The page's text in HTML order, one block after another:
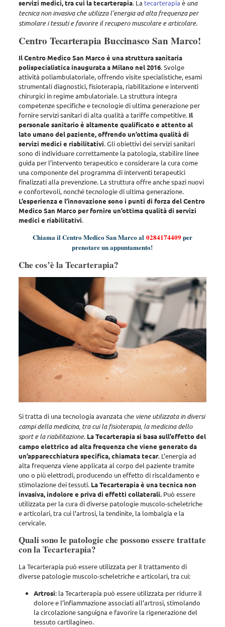
servizi medici, tra cui la tecarterapia. La tecarterapia è una
tecnica non invasiva che utilizza l’energia ad alta frequenza per
stimolare i tessuti e favorire il recupero muscolare e articolare.
Centro Tecarterapia Buccinasco San Marco!
Il Centro Medico San Marco è una struttura sanitaria
polispecialistica inaugurata a Milano nel 2016. Svolge
attività poliambulatoriale, offrendo visite specialistiche, esami
strumentali diagnostici, fisioterapia, riabilitazione e interventi
chirurgici in regime ambulatoriale. La struttura integra
competenze specifiche e tecnologie di ultima generazione per
fornire servizi sanitari di alta qualità a tariffe competitive. Il
personale sanitario è altamente qualificato e attento al
lato umano del paziente, offrendo un’ottima qualità di
servizi medici e riabilitativi. Gli obiettivi dei servizi sanitari
sono di individuare correttamente la patologia, stabilire linee
guida per l’intervento terapeutico e considerare la cura come
una componente del programma di interventi terapeutici
finalizzati alla prevenzione. La struttura offre anche spazi nuovi
e confortevoli, nonché tecnologie di ultima generazione.
L’esperienza e l’innovazione sono i punti di forza del Centro
Medico San Marco per fornire un’ottima qualità di servizi
medici e riabilitativi.
Chiama il Centro Medico San Marco al 0284174409per
prenotare un appuntamento!
Che cos’è la Tecarterapia?
Si tratta di una tecnologia avanzata che viene utilizzata in diversi
campi della medicina, tra cui la fisioterapia, la medicina dello
sport e la riabilitazione. La Tecarterapia si basa sull’effetto del
campo elettrico ad alta frequenza che viene generato da
un’apparecchiatura specifica, chiamata tecar. L’energia ad
alta frequenza viene applicata al corpo del paziente tramite
uno o più elettrodi, producendo un effetto di riscaldamento e
stimolazione dei tessuti. La Tecarterapia è una tecnica non
invasiva, indolore e priva di effetti collaterali.Può essere
utilizzata per la cura di diverse patologie muscolo-scheletriche
e articolari, tra cui l’artrosi, la tendinite, la lombalgia e la
cervicale.
Quali sono le patologie che possono essere trattate
con la Tecarterapia?
La Tecarterapia può essere utilizzata per il trattamento di
diverse patologie muscolo-scheletriche e articolari, tra cui:
Artrosi: la Tecarterapia può essere utilizzata per ridurre il
dolore e l’infiammazione associati all’artrosi, stimolando
la circolazione sanguigna e favorire la rigenerazione del
tessuto cartilagineo.